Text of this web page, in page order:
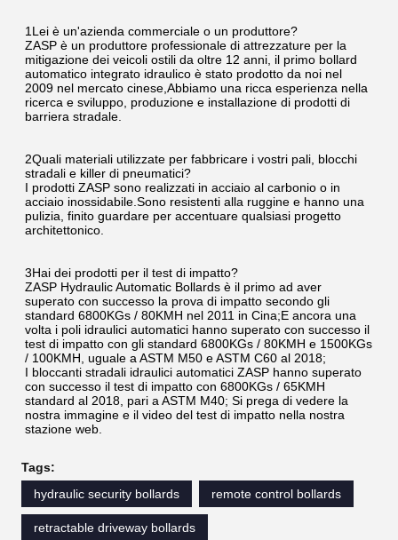
1Lei è un'azienda commerciale o un produttore?
ZASP è un produttore professionale di attrezzature per la
mitigazione dei veicoli ostili da oltre 12 anni, il primo bollard
automatico integrato idraulico è stato prodotto da noi nel
2009 nel mercato cinese,Abbiamo una ricca esperienza nella
ricerca e sviluppo, produzione e installazione di prodotti di
barriera stradale.
2Quali materiali utilizzate per fabbricare i vostri pali, blocchi
stradali e killer di pneumatici?
I prodotti ZASP sono realizzati in acciaio al carbonio o in
acciaio inossidabile.Sono resistenti alla ruggine e hanno una
pulizia, finito guardare per accentuare qualsiasi progetto
architettonico.
3Hai dei prodotti per il test di impatto?
ZASP Hydraulic Automatic Bollards è il primo ad aver
superato con successo la prova di impatto secondo gli
standard 6800KGs / 80KMH nel 2011 in Cina;E ancora una
volta i poli idraulici automatici hanno superato con successo il
test di impatto con gli standard 6800KGs / 80KMH e 1500KGs
/ 100KMH, uguale a ASTM M50 e ASTM C60 al 2018;
I bloccanti stradali idraulici automatici ZASP hanno superato
con successo il test di impatto con 6800KGs / 65KMH
standard al 2018, pari a ASTM M40; Si prega di vedere la
nostra immagine e il video del test di impatto nella nostra
stazione web.
Tags:
hydraulic security bollards
remote control bollards
retractable driveway bollards